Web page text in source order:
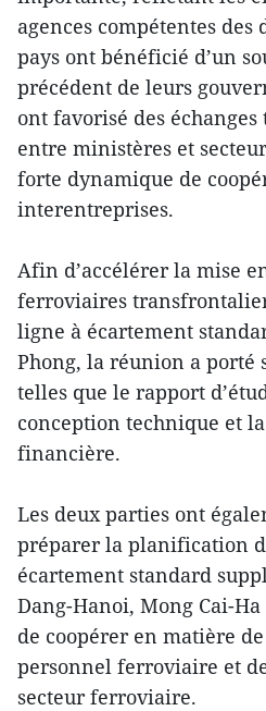
agences compétentes des
pays ont bénéficié d’un
précédent de leurs
ont favorisé des
entre ministères et
forte dynamique de
interentreprises.
Afin d’accélérer la mise
ferroviaires
ligne à écartement
Phong, la réunion a porté
telles que le rapport
conception technique et
financière.
Les deux parties ont
préparer la planification
écartement standard
Dang-Hanoi, Mong Cai-
de coopérer en matière
personnel ferroviaire et
secteur ferroviaire.